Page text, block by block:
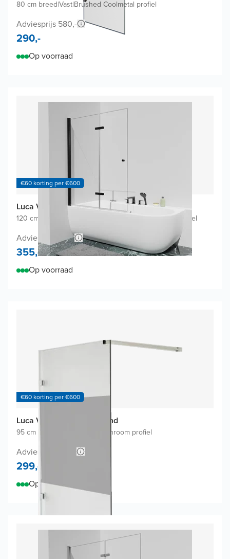
80 cm breed|Vast|Brushed Coolmetal profiel
Adviesprijs 580,-
290,-
Op voorraad
€60 korting per €600
Luca Varess Kuresa badwand
120 cm breed Mat zwart profiel
Adviesprijs 710,-
355,-
Op voorraad
€60 korting per €600
Luca Varess Solid badwand
95 cm breed Glanzend chroom profiel
Adviesprijs 598,-
299,-
Op voorraad